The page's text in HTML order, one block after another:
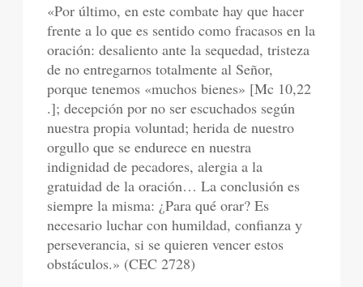
«Por último, en este combate hay que hacer
frente a lo que es sentido como fracasos en la
oración: desaliento ante la sequedad, tristeza
de no entregarnos totalmente al Señor,
porque tenemos «muchos bienes» [Mc 10,22
.]; decepción por no ser escuchados según
nuestra propia voluntad; herida de nuestro
orgullo que se endurece en nuestra
indignidad de pecadores, alergia a la
gratuidad de la oración… La conclusión es
siempre la misma: ¿Para qué orar? Es
necesario luchar con humildad, confianza y
perseverancia, si se quieren vencer estos
obstáculos.» (CEC 2728)